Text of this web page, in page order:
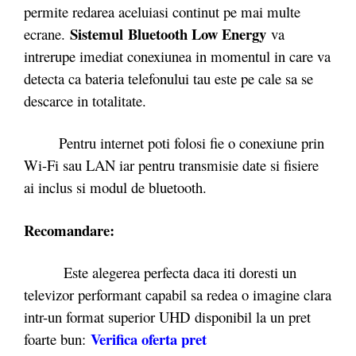
permite redarea aceluiasi continut pe mai multe
ecrane. Sistemul Bluetooth Low Energy va
intrerupe imediat conexiunea in momentul in care va
detecta ca bateria telefonului tau este pe cale sa se
descarce in totalitate.
Pentru internet poti folosi fie o conexiune prin
Wi-Fi sau LAN iar pentru transmisie date si fisiere
ai inclus si modul de bluetooth.
Recomandare:
Este alegerea perfecta daca iti doresti un
televizor performant capabil sa redea o imagine clara
intr-un format superior UHD disponibil la un pret
foarte bun: Verifica oferta pret